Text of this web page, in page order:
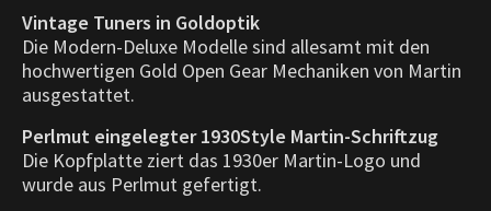
Vintage Tuners in Goldoptik
Die Modern-Deluxe Modelle sind allesamt mit den
hochwertigen Gold Open Gear Mechaniken von Martin
ausgestattet.
Perlmut eingelegter 1930Style Martin-Schriftzug
Die Kopfplatte ziert das 1930er Martin-Logo und
wurde aus Perlmut gefertigt.